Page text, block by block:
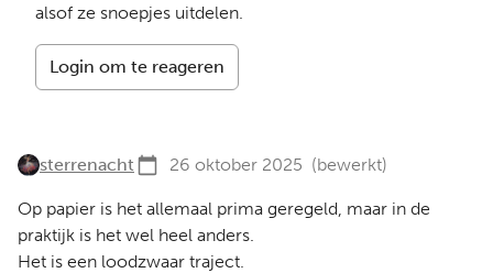
alsof ze snoepjes uitdelen.
Login om te reageren
sterrenacht 26 oktober 2025 (bewerkt)
Op papier is het allemaal prima geregeld, maar in de
praktijk is het wel heel anders.
Het is een loodzwaar traject.